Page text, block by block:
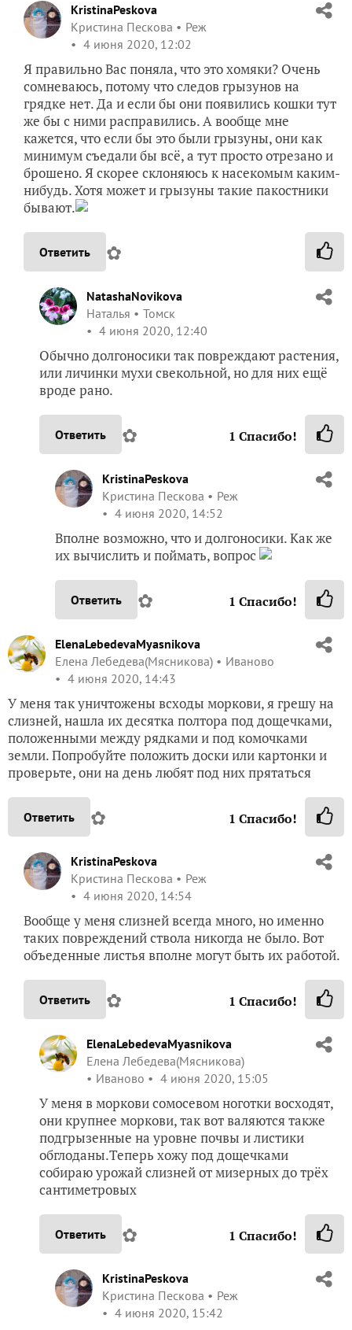
KristinaPeskova
Кристина Пескова
Реж
4 июня 2020, 12:02
Я правильно Вас поняла, что это хомяки? Очень
сомневаюсь, потому что следов грызунов на
грядке нет. Да и если бы они появились кошки тут
же бы с ними расправились. А вообще мне
кажется, что если бы это были грызуны, они как
минимум съедали бы всё, а тут просто отрезано и
брошено. Я скорее склоняюсь к насекомым каким-
нибудь. Хотя может и грызуны такие пакостники
бывают.
Ответить ✿
NatashaNovikova
Наталья
Томск
4 июня 2020, 12:40
Обычно долгоносики так повреждают растения,
или личинки мухи свекольной, но для них ещё
вроде рано.
Ответить ✿ 1 Спасибо!
KristinaPeskova
Кристина Пескова
Реж
4 июня 2020, 14:52
Вполне возможно, что и долгоносики. Как же
их вычислить и поймать, вопрос
Ответить ✿ 1 Спасибо!
ElenaLebedevaMyasnikova
Елена Лебедева(Мясникова)
Иваново
4 июня 2020, 14:43
У меня так уничтожены всходы моркови, я грешу на
слизней, нашла их десятка полтора под дощечками,
положенными между рядками и под комочками
земли. Попробуйте положить доски или картонки и
проверьте, они на день любят под них прятаться
Ответить ✿ 1 Спасибо!
KristinaPeskova
Кристина Пескова
Реж
4 июня 2020, 14:54
Вообще у меня слизней всегда много, но именно
таких повреждений ствола никогда не было. Вот
объеденные листья вполне могут быть их работой.
Ответить ✿ 1 Спасибо!
ElenaLebedevaMyasnikova
Елена Лебедева(Мясникова)
Иваново
4 июня 2020, 15:05
У меня в моркови сомосевом ноготки восходят,
они крупнее моркови, так вот валяются также
подгрызенные на уровне почвы и листики
обглоданы.Теперь хожу под дощечками
собираю урожай слизней от мизерных до трёх
сантиметровых
Ответить ✿ 1 Спасибо!
KristinaPeskova
Кристина Пескова
Реж
4 июня 2020, 15:42